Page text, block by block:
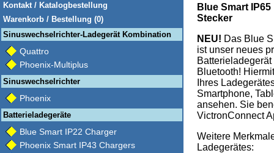
Kontakt / Katalogbestellung
Warenkorb / Bestellung (0)
Sinuswechselrichter-Ladegerät Kombination
Quattro
Phoenix-Multiplus
Sinuswechselrichter
Phoenix
Batterieladegeräte
Blue Smart IP22 Charger
Phoenix Smart IP43 Chargers
Blue Smart
Stecker
NEU! Das Blue
ist unser neues
Bluetooth!
Ihres
Smartphone,
ansehen. Sie
VictronConnect
Weitere
Ladegerätes: